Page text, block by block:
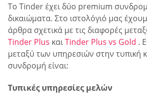
Το Tinder έχει δύο premium
δικαιώματα. Στο ιστολόγιό μας
άρθρα σχετικά με τις διαφορές
Tinder Plus καιTinder Plus vs Gold .
μεταξύ των υπηρεσιών στην τυπική
συνδρομή είναι:
Τυπικές υπηρεσίες μελών